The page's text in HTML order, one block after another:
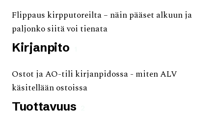
Flippaus kirpputoreilta – näin pääset alkuun ja
paljonko siitä voi tienata
Kirjanpito
Ostot ja AO-tili kirjanpidossa - miten ALV
käsitellään ostoissa
Tuottavuus